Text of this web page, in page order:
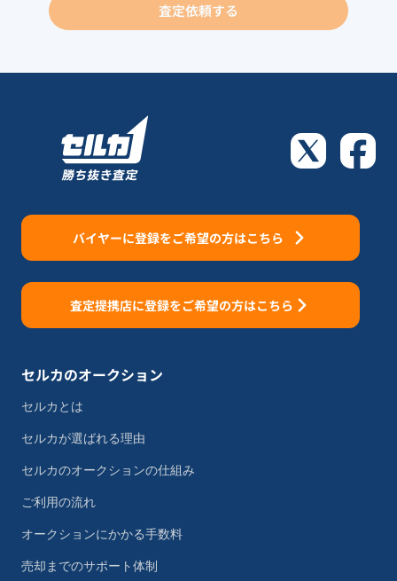
査定依頼する
バイヤーに登録をご希望の方はこちら
査定提携店に登録をご希望の方はこちら
セルカのオークション
セルカとは
セルカが選ばれる理由
セルカのオークションの仕組み
ご利用の流れ
オークションにかかる手数料
売却までのサポート体制